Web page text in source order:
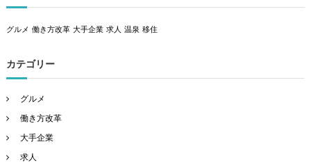
グルメ 働き方改革 大手企業 求人 温泉 移住
カテゴリー
グルメ
働き方改革
大手企業
求人